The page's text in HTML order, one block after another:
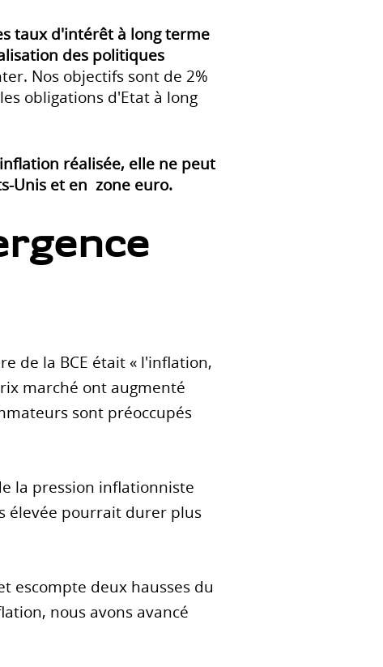
taux d'intérêt à long terme
des politiques
Nos objectifs sont de 2%
obligations d'Etat à long
réalisée, elle ne peut
Unis et en zone euro.
de la BCE était « l'inflation,
marché ont augmenté
sont préoccupés
la pression inflationniste
élevée pourrait durer plus
escompte deux hausses du
nous avons avancé